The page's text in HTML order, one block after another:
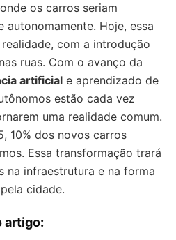
os carros seriam
autonomamente. Hoje, essa
com a introdução
nas ruas. Com o avanço da
artificial e aprendizado de
estão cada vez
uma realidade comum.
10% dos novos carros
Essa transformação trará
na infraestrutura e na forma
cidade.
artigo: